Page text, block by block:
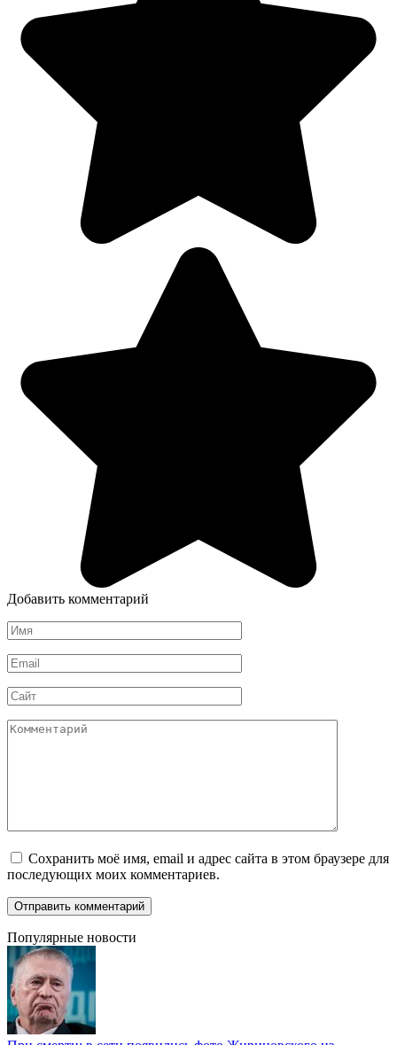
Добавить комментарий
Имя
*
Email
*
Сайт
Комментарий
Сохранить моё имя, email и адрес сайта в этом браузере для
последующих моих комментариев.
Популярные новости